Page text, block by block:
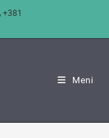
+381
Meni